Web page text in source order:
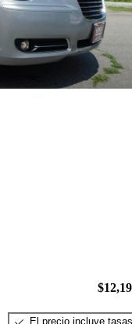
El precio incluye tasas